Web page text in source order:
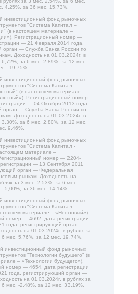
4,25%, за 36 мес. 15,73%.
инвестиционный фонд рыночных
"Система Капитал –
(в настоящем материале –
Регистрационный номер —
— 21 Февраля 2014 года,
орган — Служба Банка России по
Доходность на 01.03.2024г. в
6,72%, за 6 мес. 2,89%, за 12 мес.
-19,75%.
инвестиционный фонд рыночных
"Система Капитал -
(в настоящем материале –
Регистрационный номер
— 04 Октября 2013 года,
орган — Служба Банка России по
Доходность на 01.03.2024г. в
3,30%, за 6 мес. 2,80%, за 12 мес.
9,46%.
инвестиционный фонд рыночных
"Система Капитал -
материале –
номер — 2204-
— 13 Сентября 2011
орган — Федеральная
рынкам. Доходность на
за 3 мес. 2,53%, за 6 мес.
5,00%, за 36 мес. 14,14%.
инвестиционный фонд рыночных
"Система Капитал -
материале – «Неоновый»).
номер — 4692, дата регистрации
года, регистрирующий орган —
на 01.03.2024г. в рублях за
мес. 5,76%, за 12 мес. 19,74%.
инвестиционный фонд рыночных
"Технологии будущего" (в
– «Технологии будущего»).
номер — 4654, дата регистрации
года, регистрирующий орган —
на 01.03.2024г. в рублях за
мес. -2,48%, за 12 мес. 33,19%.